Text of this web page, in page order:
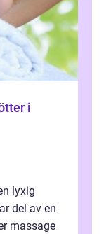
lyxig
del av en
massage